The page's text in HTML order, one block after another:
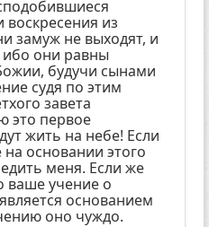
воскресения из
замуж не выходят, и
ибо они равны
будучи сынами
судя по этим
завета
это первое
жить на небе! Если
основании этого
меня. Если же
ваше учение о
основанием
оно чуждо.